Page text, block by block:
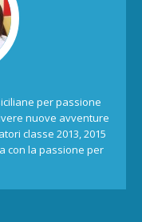
per passione
nuove avventure
classe 2013, 2015
con la passione per